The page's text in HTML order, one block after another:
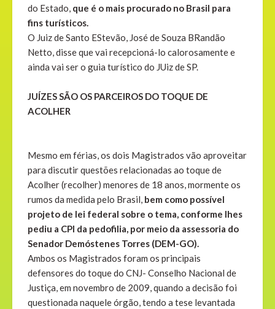
do Estado, que é o mais procurado no Brasil para
fins turísticos.
O Juiz de Santo EStevão, José de Souza BRandão
Netto, disse que vai recepcioná-lo calorosamente e
ainda vai ser o guia turístico do JUiz de SP.
JUÍZES SÃO OS PARCEIROS DO TOQUE DE
ACOLHER
Mesmo em férias, os dois Magistrados vão aproveitar
para discutir questões relacionadas ao toque de
Acolher (recolher) menores de 18 anos, mormente os
rumos da medida pelo Brasil, bem como possível
projeto de lei federal sobre o tema, conforme lhes
pediu a CPI da pedofilia, por meio da assessoria do
Senador Demóstenes Torres (DEM-GO).
Ambos os Magistrados foram os principais
defensores do toque do CNJ- Conselho Nacional de
Justiça, em novembro de 2009, quando a decisão foi
questionada naquele órgão, tendo a tese levantada